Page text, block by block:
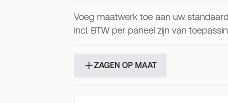
Voeg maatwerk toe aan uw
incl. BTW per paneel zijn van
ZAGEN OP MAAT